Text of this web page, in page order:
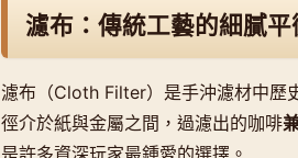
濾布：傳統工藝的細膩平
濾布（Cloth Filter）是手沖濾材中歷
徑介於紙與金屬之間，過濾出的咖啡